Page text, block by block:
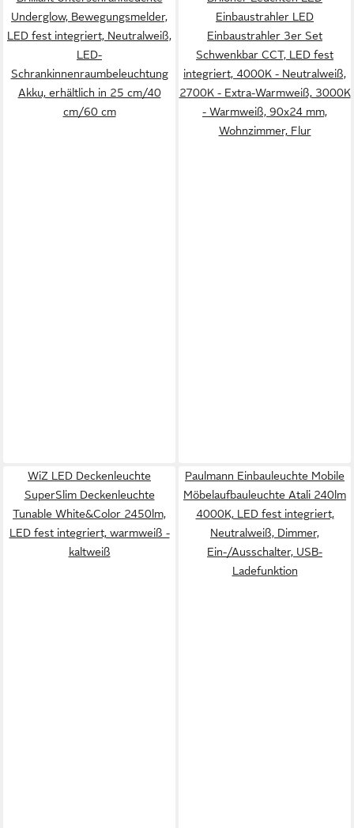
Underglow, Bewegungsmelder,
LED fest integriert, Neutralweiß,
LED-
Schrankinnenraumbeleuchtung
Akku, erhältlich in 25 cm/40
cm/60 cm
Einbaustrahler LED
Einbaustrahler 3er Set
Schwenkbar CCT, LED fest
integriert, 4000K - Neutralweiß,
2700K - Extra-Warmweiß, 3000K
- Warmweiß, 90x24 mm,
Wohnzimmer, Flur
WiZ LED Deckenleuchte
SuperSlim Deckenleuchte
Tunable White&Color 2450lm,
LED fest integriert, warmweiß -
kaltweiß
Paulmann Einbauleuchte Mobile
Möbelaufbauleuchte Atali 240lm
4000K, LED fest integriert,
Neutralweiß, Dimmer,
Ein-/Ausschalter, USB-
Ladefunktion